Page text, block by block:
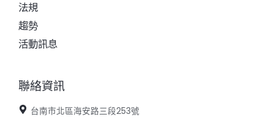
法規
趨勢
活動訊息
聯絡資訊
台南市北區海安路三段253號